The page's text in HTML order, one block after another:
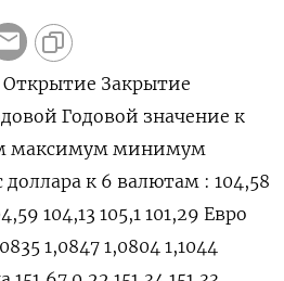
15 840 -0,31 15 890 15 890 15 907 15 850 15 960 15 450 Китайский юань 7,233 0,01 0 7,233 0 0 7,236 7,1097 Мексиканский песо 16,542 -0,25 16,5827 16,5829 16,61 16,4966 17,393 16,496 Российский рубль 92,413 0,18 92,375 92,2455 92,5955 91,4 95,4705 88,795 Саудовский риал 3,7508 0 3,7508 3,7508 3,7509 3,7506 3,7509 3,7483 Турецкая лира 31,9312 0,19 31,9065 31,8703 32,0553 31,8945 32,501 29,567 Южнокорейская вона 1 348,46 -0,19 1 351,08 1 351,08 1 354,17 1 348,95 1 356,1 1 291,17 Южноафриканский ранд 18,69 -0,09 18,7074 18,7076 18,7706 18,5828 19,3912 18,2661 Европа: Польский злотый 3,9667 0,26 3,9548 3,9565 3,9679 3,9497 4,0671 3,9073 Чешская крона 23,419 0,39 23,333 23,328 23,423 23,309 23,774 22,308 Венгерский форинт 360,83 -0,2 361,56 361,57 362,35 359,3 368,58 343,35 Норвежская крона 10,7703 0,43 10,7405 10,7242 10,7769 10,7016 10,9731 10,1432